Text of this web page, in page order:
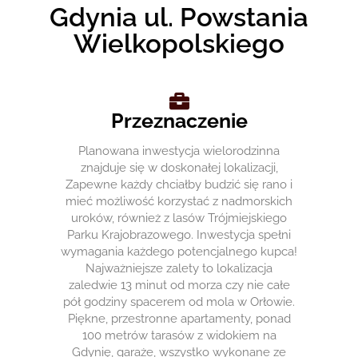
Gdynia ul. Powstania
Wielkopolskiego
Przeznaczenie
Planowana inwestycja wielorodzinna
znajduje się w doskonałej lokalizacji,
Zapewne każdy chciałby budzić się rano i
mieć możliwość korzystać z nadmorskich
uroków, również z lasów Trójmiejskiego
Parku Krajobrazowego. Inwestycja spełni
wymagania każdego potencjalnego kupca!
Najważniejsze zalety to lokalizacja
zaledwie 13 minut od morza czy nie całe
pół godziny spacerem od mola w Orłowie.
Piękne, przestronne apartamenty, ponad
100 metrów tarasów z widokiem na
Gdynię, garaże, wszystko wykonane ze